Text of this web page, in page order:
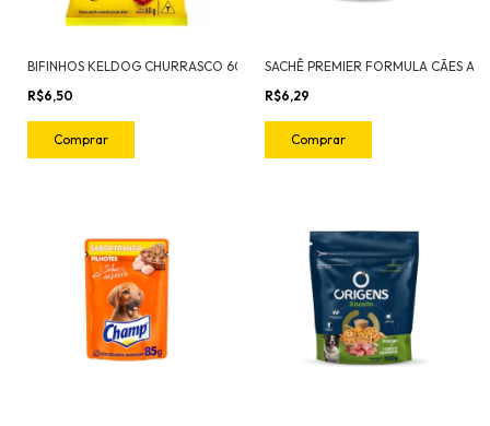
BIFINHOS KELDOG CHURRASCO 60G
R$6,50
R$6,29